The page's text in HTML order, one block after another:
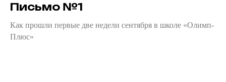
Письмо №1
Как прошли первые две недели сентября в школе «Олимп-
Плюс»